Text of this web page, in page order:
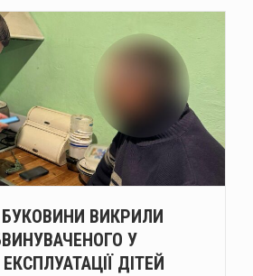
БУКОВИНИ ВИКРИЛИ
У
ДІТЕЙ